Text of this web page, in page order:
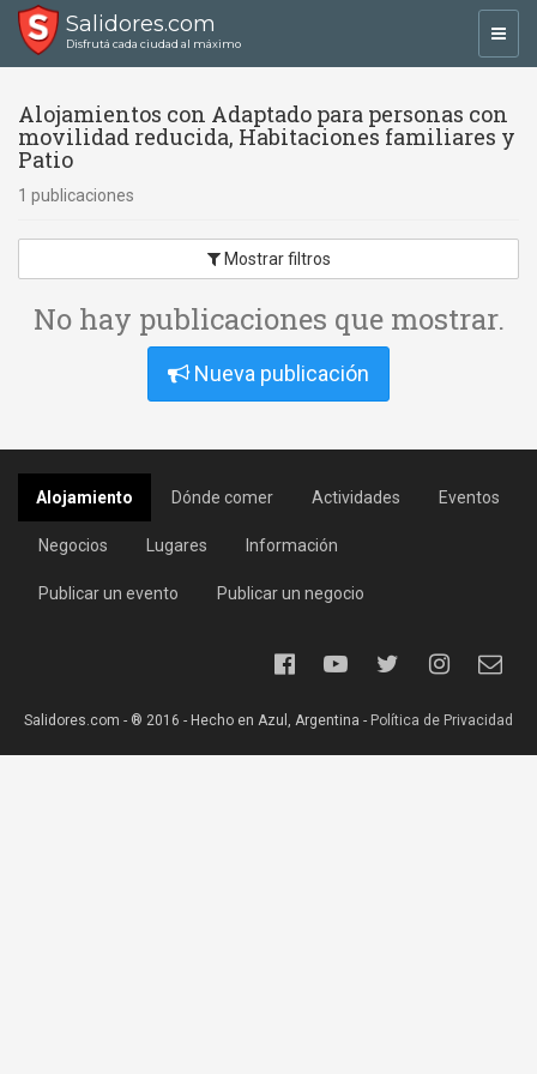
Salidores.com
Disfrutá cada ciudad al máximo
Alojamientos con Adaptado para personas con
movilidad reducida, Habitaciones familiares y
Patio
1 publicaciones
Mostrar filtros
No hay publicaciones que mostrar.
Nueva publicación
Alojamiento Dónde comer Actividades Eventos
Negocios Lugares Información
Publicar un evento Publicar un negocio
Salidores.com - ® 2016 - Hecho en Azul, Argentina - Política de Privacidad